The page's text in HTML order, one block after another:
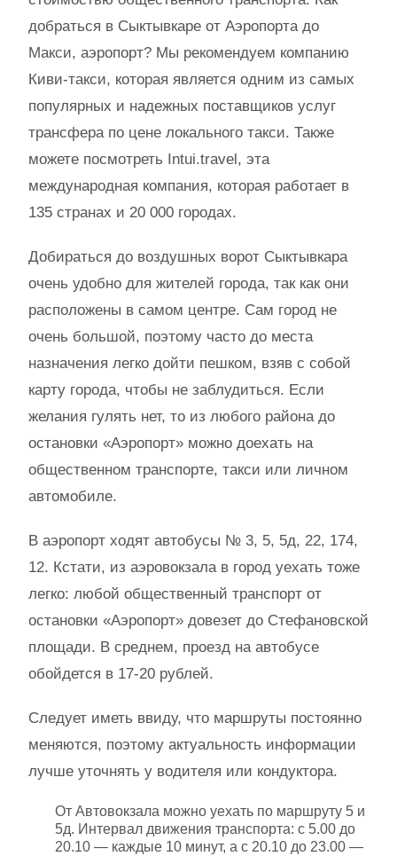
добраться в Сыктывкаре от Аэропорта до
Макси, аэропорт? Мы рекомендуем компанию
Киви-такси, которая является одним из самых
популярных и надежных поставщиков услуг
трансфера по цене локального такси. Также
можете посмотреть Intui.travel, эта
международная компания, которая работает в
135 странах и 20 000 городах.
Добираться до воздушных ворот Сыктывкара
очень удобно для жителей города, так как они
расположены в самом центре. Сам город не
очень большой, поэтому часто до места
назначения легко дойти пешком, взяв с собой
карту города, чтобы не заблудиться. Если
желания гулять нет, то из любого района до
остановки «Аэропорт» можно доехать на
общественном транспорте, такси или личном
автомобиле.
В аэропорт ходят автобусы № 3, 5, 5д, 22, 174,
12. Кстати, из аэровокзала в город уехать тоже
легко: любой общественный транспорт от
остановки «Аэропорт» довезет до Стефановской
площади. В среднем, проезд на автобусе
обойдется в 17-20 рублей.
Следует иметь ввиду, что маршруты постоянно
меняются, поэтому актуальность информации
лучше уточнять у водителя или кондуктора.
От Автовокзала можно уехать по маршруту 5 и
5д. Интервал движения транспорта: с 5.00 до
20.10 — каждые 10 минут, а с 20.10 до 23.00 —